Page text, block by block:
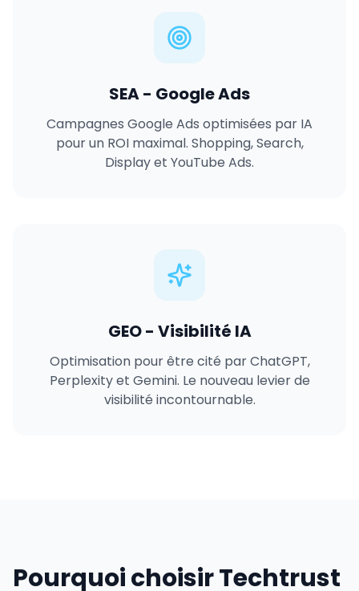
SEA - Google Ads
Campagnes Google Ads optimisées par IA
pour un ROI maximal. Shopping, Search,
Display et YouTube Ads.
GEO - Visibilité IA
Optimisation pour être cité par ChatGPT,
Perplexity et Gemini. Le nouveau levier de
visibilité incontournable.
Pourquoi choisir Techtrust